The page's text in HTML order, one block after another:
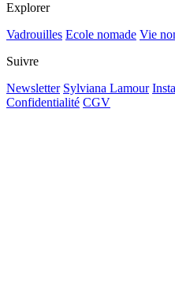
Explorer
Vadrouilles Ecole nomade Vie
Suivre
Newsletter Sylviana Lamour
Confidentialité CGV